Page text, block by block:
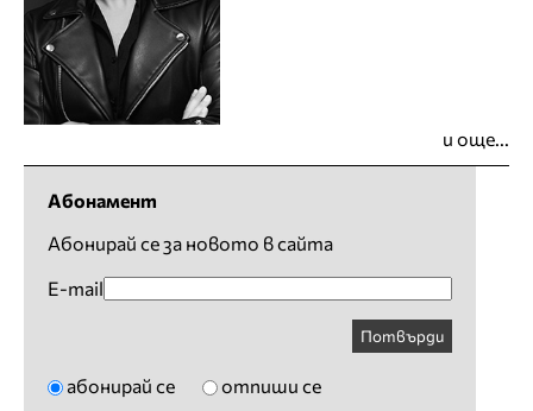
и още...
Абонамент
Абонирай се за новото в сайта
E-mail
Потвърди
абонирай се отпиши се